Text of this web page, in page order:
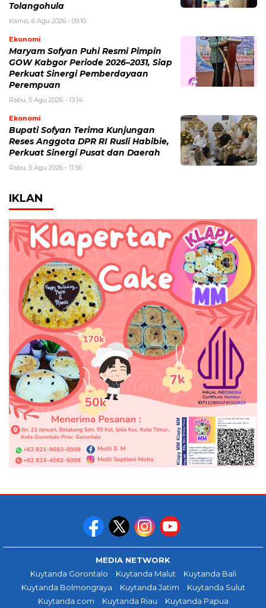
Tolangohula
Kamis, 6 Agu 2026 - 09:10
Ekonomi
Maryam Sofyan Puhi Resmi Pimpin
GOW Kabgor Periode 2026–2031, Siap
Perkuat Sinergi Pemberdayaan
Perempuan
Rabu, 5 Agu 2026 - 13:14
Ekonomi
Bupati Sofyan Terima Kunjungan
Reses Anggota DPR RI Rusli Habibie,
Perkuat Sinergi Pusat dan Daerah
Rabu, 5 Agu 2026 - 11:56
IKLAN
MEDIA NETWORK
Kuytanda Gorontalo
Kuytanda Malut
Kuytanda Bali
Kuytanda Bolmongraya
Kuytanda Jatim
Kuytanda Sulut
Kuytanda.com
Kuytanda Riau Kuytanda Papua